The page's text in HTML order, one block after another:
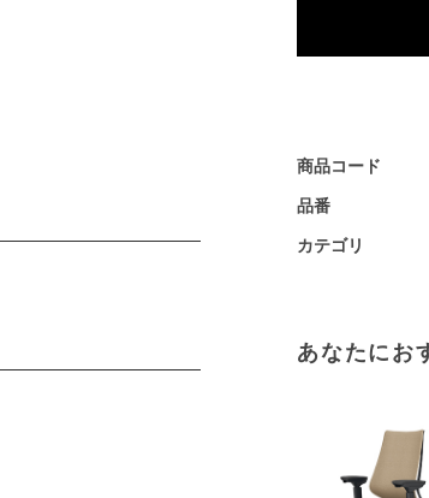
商品コード
品番
カテゴリ
あなたにお